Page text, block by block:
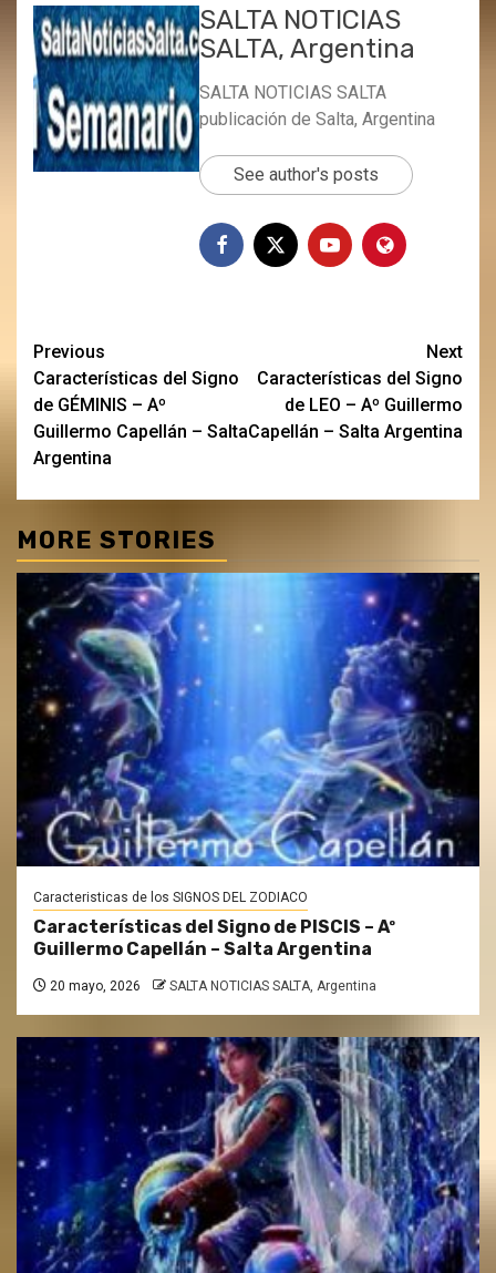
SALTA NOTICIAS
SALTA, Argentina
SALTA NOTICIAS SALTA
publicación de Salta, Argentina
See author's posts
Post
navigation
Previous
Características del Signo
de GÉMINIS – Aº
Guillermo Capellán – Salta
Argentina
Next
Características del Signo
de LEO – Aº Guillermo
Capellán – Salta Argentina
MORE STORIES
Caracteristicas de los SIGNOS DEL ZODIACO
Características del Signo de PISCIS – Aº
Guillermo Capellán – Salta Argentina
20 mayo, 2026 SALTA NOTICIAS SALTA, Argentina